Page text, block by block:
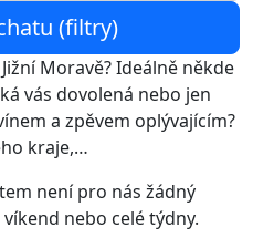
(filtry)
Moravě? Ideálně někde
vás dovolená nebo jen
a zpěvem oplývajícím?
kraje,…
není pro nás žádný
nebo celé týdny.